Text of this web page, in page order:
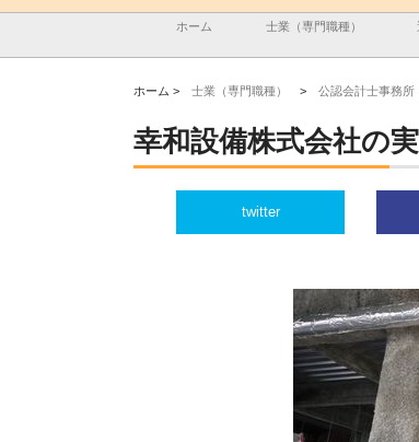
ホーム 士業（専門職種）
ホーム > 士業（専門職種） > 公認会計士事務所
幸和設備株式会社の
twitter